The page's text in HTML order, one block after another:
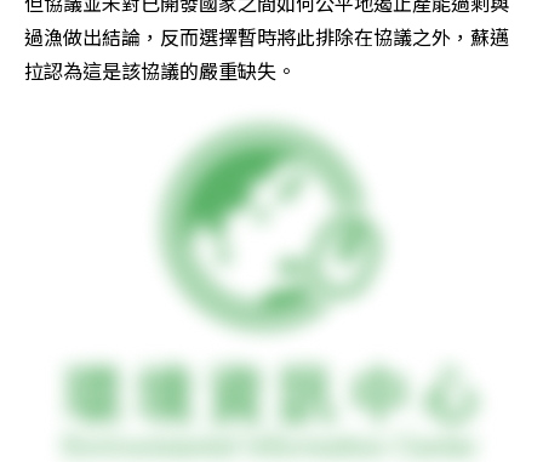
過漁做出結論，反而選擇暫時將此排除在協議之外，蘇邁
拉認為這是該協議的嚴重缺失。